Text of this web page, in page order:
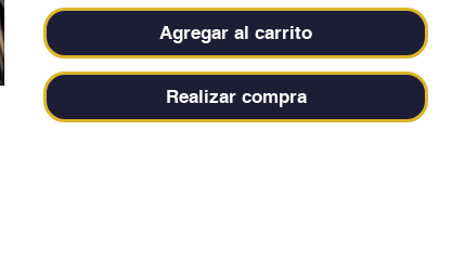
Agregar al carrito
Realizar compra